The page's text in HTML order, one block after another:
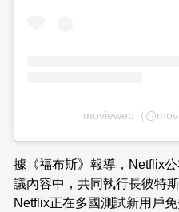
movieweb（
據《福布斯》報導，Netflix
議內容中，共同執行長彼特
Netflix正在多國測試新用戶